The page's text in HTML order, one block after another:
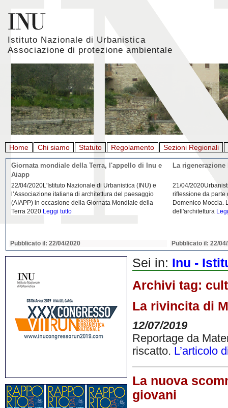
Istituto Nazionale di Urbanistica
Associazione di protezione ambientale
Home Chi siamo Statuto Regolamento Sezioni Regionali
Giornata mondiale della Terra, l'appello di Inu e
Aiapp
22/04/2020L'Istituto Nazionale di Urbanistica (INU) e
l’Associazione italiana di architettura del paesaggio
(AIAPP) in occasione della Giornata Mondiale della
Terra 2020 Leggi tutto
Pubblicato il: 22/04/2020
La
21/04/
riflessione da parte
Domenico Moccia.
dell'architettura
Pubblicato il: 22/
Sei in: Inu -
Archivi tag:
La rivincita di
12/07/2019
Reportage da
riscatto. L’articolo
La nuova
giovani